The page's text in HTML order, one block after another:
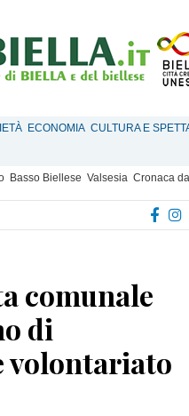
ECONOMIA CULTURA E
Basso Biellese Valsesia Cronaca
comunale
di
volontariato